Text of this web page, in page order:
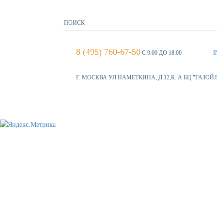
8 (495) 760-67-50 С 9:00 ДО 18:00
Г. МОСКВА УЛ.НАМЕТКИНА, Д.12,К. А БЦ